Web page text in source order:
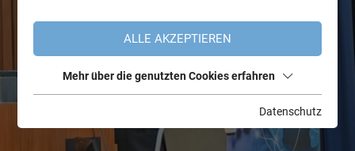
ALLE AKZEPTIEREN
Mehr über die genutzten Cookies erfahren
Datenschutz